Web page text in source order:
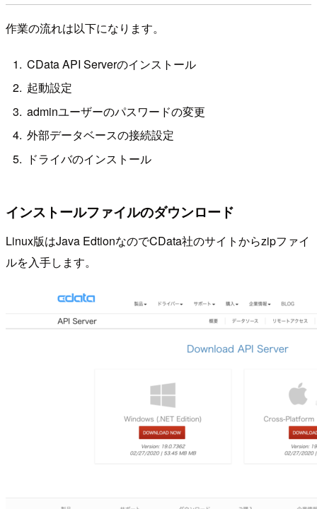
作業の流れは以下になります。
CData API Serverのインストール
起動設定
adminユーザーのパスワードの変更
外部データベースの接続設定
ドライバのインストール
インストールファイルのダウンロード
Linux版はJava EdtionなのでCData社のサイトからzipファイ
ルを入手します。